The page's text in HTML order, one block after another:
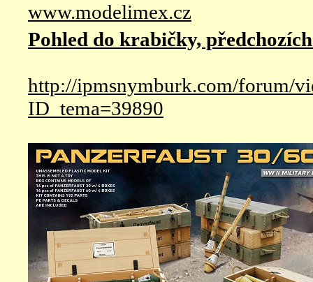
www.modelimex.cz
Pohled do krabičky,
http://ipmsnymburk.com/forum/
ID_tema=39890